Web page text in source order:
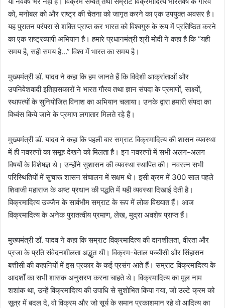
को, मनोबल को और राष्ट्र की चेतना को जागृत करने का एक उपयुक्त अवसर है।
यह पुरातन परंपरा से शक्ति प्राप्त कर भारत को विश्वगुरु के रूप में प्रतिष्ठित करने
का एक राष्ट्रव्यापी अभियान है। हमारे प्रधानमंत्री श्री मोदी ने कहा है कि “यही
समय है, सही समय है…” विश्व में भारत का समय है।
मुख्यमंत्री डॉ. यादव ने कहा कि हम जानते हैं कि विदेशी आक्रांताओं और
उपनिवेशवादी इतिहासकारों ने भारत गौरव तथा ज्ञान संपदा के प्रमाणों, साक्ष्यों,
स्थापत्यों के सुनियोजित विनाश का अभियान चलाया। उनके द्वारा हमारी संपदा का
विध्वंस किये जाने के प्रमाण लगातार मिलते रहे हैं।
मुख्यमंत्री डॉ. यादव ने कहा कि पहली बार सम्राट विक्रमादित्य की शासन व्यवस्था
में ही नवरत्नों का समूह देखने को मिलता है। इन नवरत्नों में सभी अलग-अलग
विषयों के विशेषज्ञ थे। उन्होंने सुशासन की व्यवस्था स्थापित की। नवरत्न सभी
परिस्थितियों में सुचारू शासन संचालन में सक्षम थे। इसी क्रम में 300 साल पहले
शिवाजी महाराज के अष्ट प्रधान की पद्धति में यही व्यवस्था दिखाई देती है।
विक्रमादित्य उज्जैन के सार्वभौम सम्राट के रूप में लोक विख्यात हैं। आज
विक्रमादित्य के अनेक पुरातत्वीय प्रमाण, लेख, मुद्रा अवशेष प्राप्त हैं।
मुख्यमंत्री डॉ. यादव ने कहा कि सम्राट विक्रमादित्य की दानशीलता, वीरता और
प्रजा के प्रति संवेदनशीलता अद्भुत थी। विक्रम-बेताल पच्चीसी और सिंहासन
बत्तीसी की कहानियों में इस प्रकार के कई प्रसंग आते हैं। सम्राट विक्रमादित्य के
आदर्शों का सभी शासक अनुसरण करना चाहते थे। विक्रमादित्य का मूल नाम
शशांक था, उन्हें विक्रमादित्य की उपाधि से सुशोभित किया गया, जो उल्टे क्रम को
सूत्र में बदल दे, वो विक्रम और जो सूर्य के समान प्रकाशमान रहे वो आदित्य का